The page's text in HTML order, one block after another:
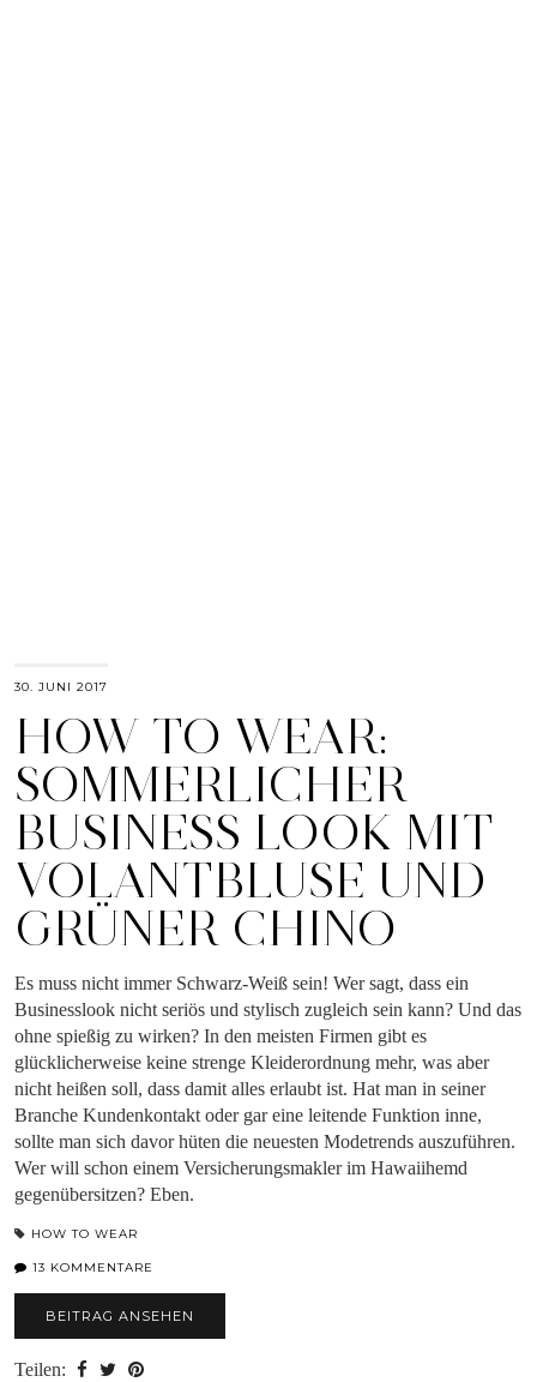
30. JUNI 2017
HOW TO WEAR:
SOMMERLICHER
BUSINESS LOOK MIT
VOLANTBLUSE UND
GRÜNER CHINO
Es muss nicht immer Schwarz-Weiß sein! Wer sagt, dass ein
Businesslook nicht seriös und stylisch zugleich sein kann? Und das
ohne spießig zu wirken? In den meisten Firmen gibt es
glücklicherweise keine strenge Kleiderordnung mehr, was aber
nicht heißen soll, dass damit alles erlaubt ist. Hat man in seiner
Branche Kundenkontakt oder gar eine leitende Funktion inne,
sollte man sich davor hüten die neuesten Modetrends auszuführen.
Wer will schon einem Versicherungsmakler im Hawaiihemd
gegenübersitzen? Eben.
HOW TO WEAR
13 KOMMENTARE
BEITRAG ANSEHEN
Teilen: